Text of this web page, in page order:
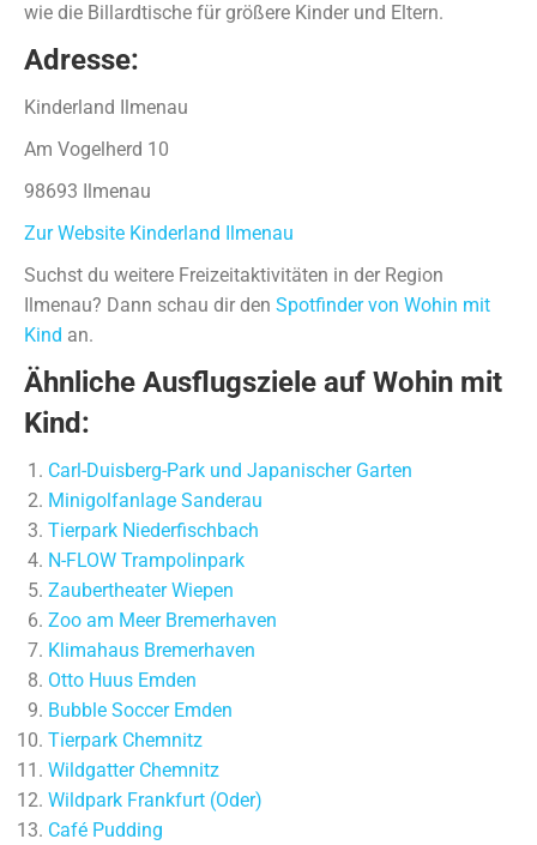
wie die Billardtische für größere Kinder und Eltern.
Adresse:
Kinderland Ilmenau
Am Vogelherd 10
98693 Ilmenau
Zur Website Kinderland Ilmenau
Suchst du weitere Freizeitaktivitäten in der Region
Ilmenau? Dann schau dir den Spotfinder von Wohin mit
Kind an.
Ähnliche Ausflugsziele auf Wohin mit
Kind:
Carl-Duisberg-Park und Japanischer Garten
Minigolfanlage Sanderau
Tierpark Niederfischbach
N-FLOW Trampolinpark
Zaubertheater Wiepen
Zoo am Meer Bremerhaven
Klimahaus Bremerhaven
Otto Huus Emden
Bubble Soccer Emden
Tierpark Chemnitz
Wildgatter Chemnitz
Wildpark Frankfurt (Oder)
Café Pudding